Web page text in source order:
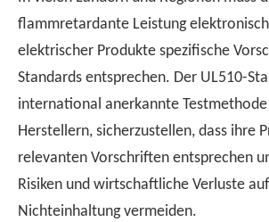
flammretardante Leistung
elektrischer Produkte spezifische
Standards entsprechen. Der UL510-
international anerkannte
Herstellern, sicherzustellen, dass ihre
relevanten Vorschriften entsprechen
Risiken und wirtschaftliche Verluste
Nichteinhaltung vermeiden.